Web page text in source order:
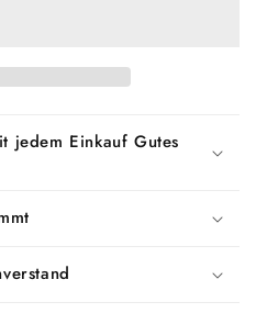
jedem Einkauf Gutes